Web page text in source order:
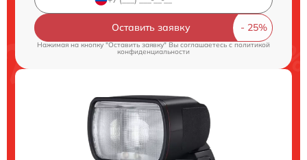
Оставить заявку
Нажимая на кнопку "Оставить заявку" Вы соглашаетесь cполитикой
конфиденциальности